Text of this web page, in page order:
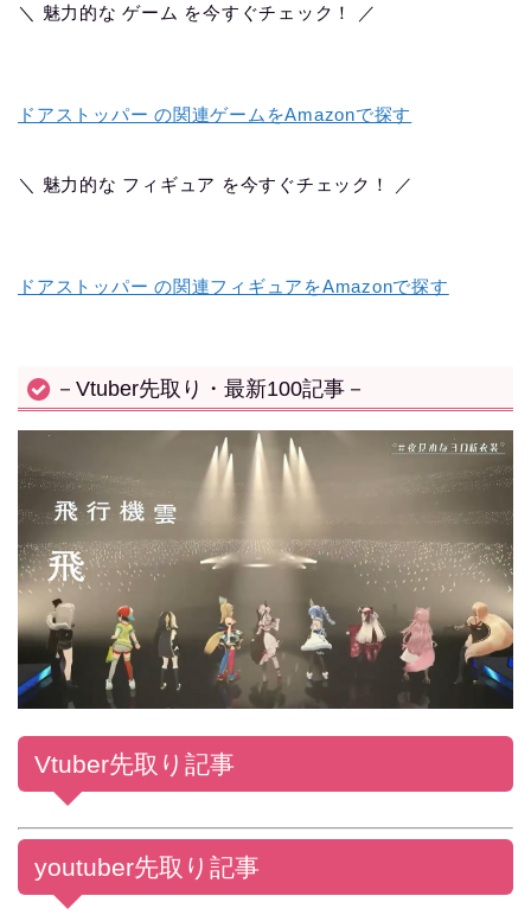
＼ 魅力的な ゲーム を今すぐチェック！ ／
ドアストッパー の関連ゲームをAmazonで探す
＼ 魅力的な フィギュア を今すぐチェック！ ／
ドアストッパー の関連フィギュアをAmazonで探す
－Vtuber先取り・最新100記事－
Vtuber先取り記事
youtuber先取り記事